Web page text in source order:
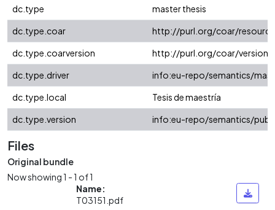
dc.type
master thesis
dc.type.coar
http://purl.org/coar/
dc.type.coarversion
http://purl.org/coar/
dc.type.driver
info:eu-repo/semantics/
dc.type.local
Tesis de maestría
dc.type.version
info:eu-repo/semantics/
Files
Original bundle
Now showing1 - 1 of 1
Name:
T03151.pdf